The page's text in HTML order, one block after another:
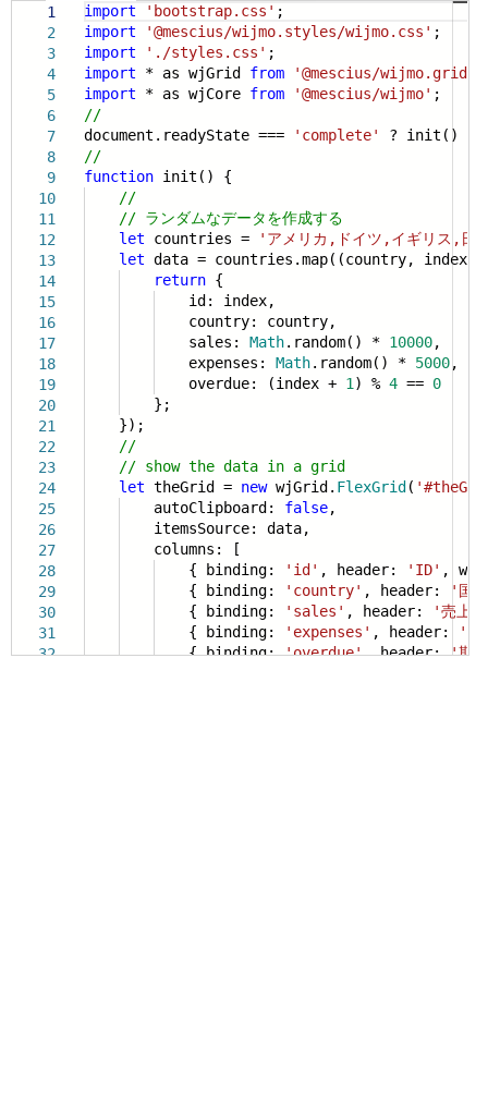
1
2
3
4
5
6
7
8
9
10
11
12
13
14
15
16
17
18
19
20
21
22
23
24
25
26
27
28
29
30
31
32
import 'bootstrap.css' ;
import
'@mescius/wijmo.styles/wijmo.css' ;
import
'./styles.css' ;
import * as wjGrid from '@mescius/wijmo.grid'
import * as wjCore from '@mescius/wijmo' ;
//
document.readyState ===
'complete'
? init() :
//
function init() {
//
// ランダムなデータを作成する
let countries =
'アメリカ,ドイツ,イギリス,日
let data = countries.map((country, index)
return {
id: index,
country: country,
sales: Math.random() * 10000,
expenses: Math.random() * 5000,
overdue: (index + 1 ) % 4 == 0
};
});
//
// show the data in a grid
let theGrid = newwjGrid. FlexGrid (
autoClipboard: false,
itemsSource: data,
columns: [
{ binding:
'id' , header: 'ID' ,
{ binding:
'country' , header: '国'
{ binding:
'sales' , header: '売上'
{ binding:
'expenses' , header:
'費
{ binding:'overdue', header:'期